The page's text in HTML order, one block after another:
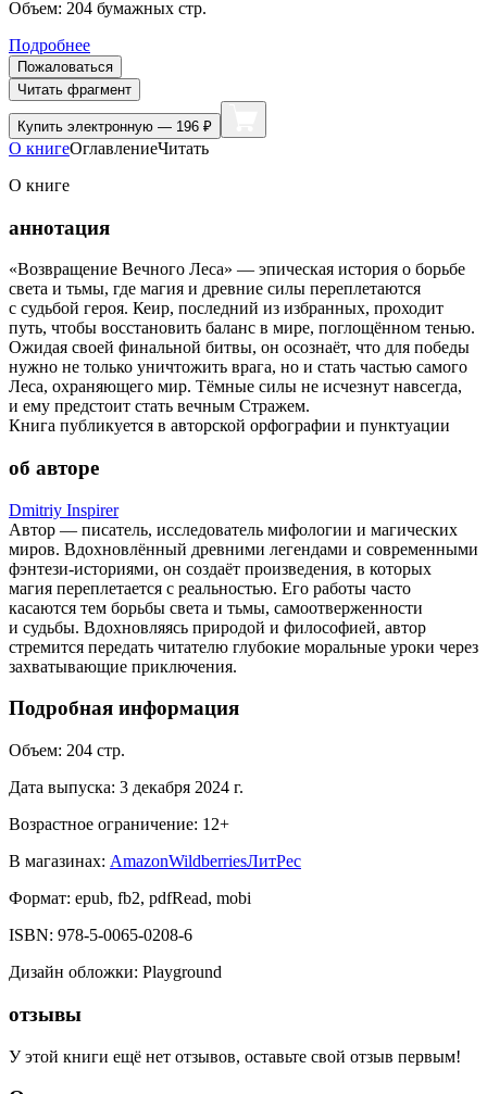
Объем: 204 бумажных стр.
Подробнее
Пожаловаться
Читать фрагмент
Купить электронную — 196 ₽
О книгеОглавлениеЧитать
О книге
аннотация
«Возвращение Вечного Леса» — эпическая история о борьбе
света и тьмы, где магия и древние силы переплетаются
с судьбой героя. Кеир, последний из избранных, проходит
путь, чтобы восстановить баланс в мире, поглощённом тенью.
Ожидая своей финальной битвы, он осознаёт, что для победы
нужно не только уничтожить врага, но и стать частью самого
Леса, охраняющего мир. Тёмные силы не исчезнут навсегда,
и ему предстоит стать вечным Стражем.
Книга публикуется в авторской орфографии и пунктуации
об авторе
Dmitriy Inspirer
Автор — писатель, исследователь мифологии и магических
миров. Вдохновлённый древними легендами и современными
фэнтези-историями, он создаёт произведения, в которых
магия переплетается с реальностью. Его работы часто
касаются тем борьбы света и тьмы, самоотверженности
и судьбы. Вдохновляясь природой и философией, автор
стремится передать читателю глубокие моральные уроки через
захватывающие приключения.
Подробная информация
Объем: 204 стр.
Дата выпуска: 3 декабря 2024 г.
Возрастное ограничение: 12+
В магазинах: AmazonWildberriesЛитРес
Формат: epub, fb2, pdfRead, mobi
ISBN: 978-5-0065-0208-6
Дизайн обложки: Playground
отзывы
У этой книги ещё нет отзывов, оставьте свой отзыв первым!